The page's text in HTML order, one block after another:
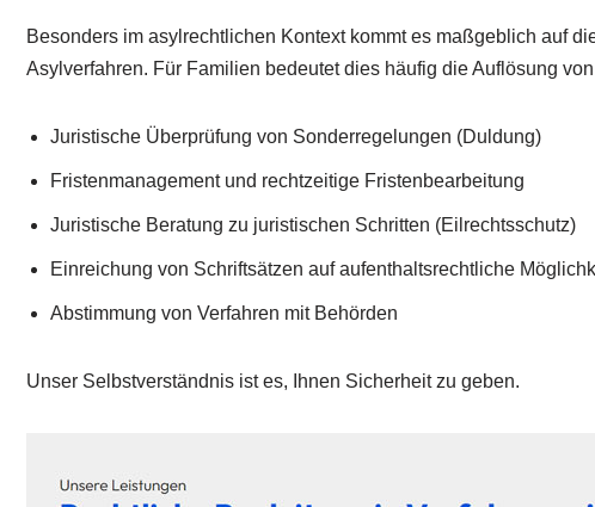
Besonders im asylrechtlichen Kontext kommt es maßgeblich auf
Asylverfahren. Für Familien bedeutet dies häufig die Auflösung
Juristische Überprüfung von Sonderregelungen (Duldung)
Fristenmanagement und rechtzeitige Fristenbearbeitung
Juristische Beratung zu juristischen Schritten (Eilrechtsschutz)
Einreichung von Schriftsätzen auf aufenthaltsrechtliche
Abstimmung von Verfahren mit Behörden
Unser Selbstverständnis ist es, Ihnen Sicherheit zu geben.